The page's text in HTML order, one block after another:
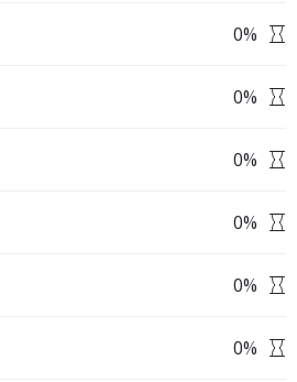
0%
0%
0%
0%
0%
0%